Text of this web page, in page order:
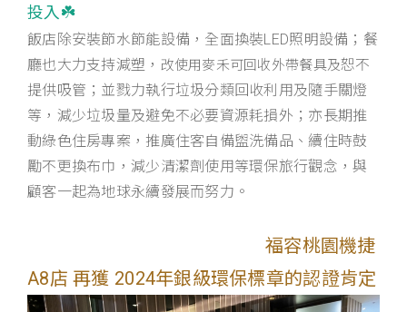
投入☘️
飯店除安裝節水節能設備，全面換裝LED照明設備；餐
廳也大力支持減塑， 改使用麥禾可回收外帶餐具及恕不
提供吸管；並戮力執行垃圾分類回收利用及隨手關燈
等，減少垃圾量及避免不必要資源耗損外；亦長期推
動綠色住房專案，推廣住客自備盥洗備品、續住時鼓
勵不更換布巾，減少清潔劑使用等環保旅行觀念，與
顧客一起為地球永續發展而努力。
福容桃園機捷
A8店 再獲 2024年銀級環保標章的認證肯定